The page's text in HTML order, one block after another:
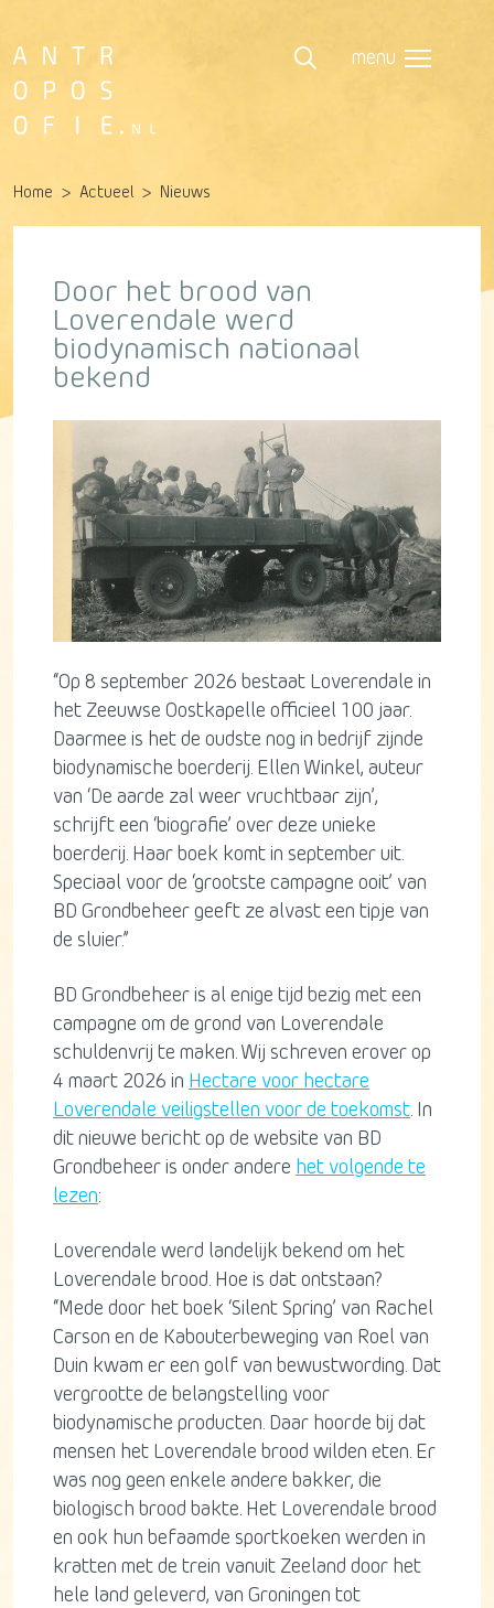
menu
Home Actueel Nieuws
Door het brood van
Loverendale werd
biodynamisch nationaal
bekend
“Op 8 september 2026 bestaat Loverendale in
het Zeeuwse Oostkapelle officieel 100 jaar.
Daarmee is het de oudste nog in bedrijf zijnde
biodynamische boerderij. Ellen Winkel, auteur
van ‘De aarde zal weer vruchtbaar zijn’,
schrijft een ‘biografie’ over deze unieke
boerderij. Haar boek komt in september uit.
Speciaal voor de ‘grootste campagne ooit’ van
BD Grondbeheer geeft ze alvast een tipje van
de sluier.”
BD Grondbeheer is al enige tijd bezig met een
campagne om de grond van Loverendale
schuldenvrij te maken. Wij schreven erover op
4 maart 2026 in Hectare voor hectare
Loverendale veiligstellen voor de toekomst. In
dit nieuwe bericht op de website van BD
Grondbeheer is onder andere het volgende te
lezen:
Loverendale werd landelijk bekend om het
Loverendale brood. Hoe is dat ontstaan?
“Mede door het boek ‘Silent Spring’ van Rachel
Carson en de Kabouterbeweging van Roel van
Duin kwam er een golf van bewustwording. Dat
vergrootte de belangstelling voor
biodynamische producten. Daar hoorde bij dat
mensen het Loverendale brood wilden eten. Er
was nog geen enkele andere bakker, die
biologisch brood bakte. Het Loverendale brood
en ook hun befaamde sportkoeken werden in
kratten met de trein vanuit Zeeland door het
hele land geleverd, van Groningen tot